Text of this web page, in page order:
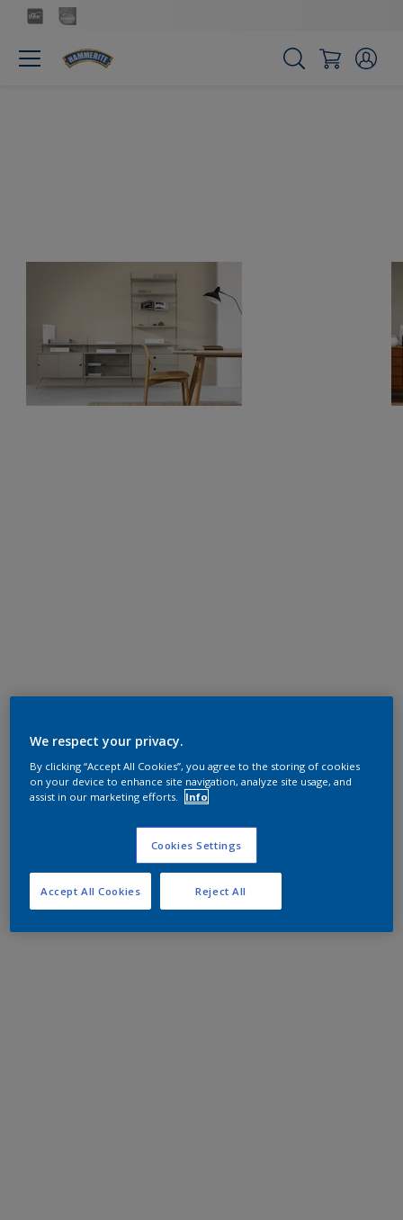
We respect your privacy.
By clicking “Accept All Cookies”, you agree to the storing of cookies
on your device to enhance site navigation, analyze site usage, and
assist in our marketing efforts.
Info
Cookies Settings
Reject All
Accept All Cookies